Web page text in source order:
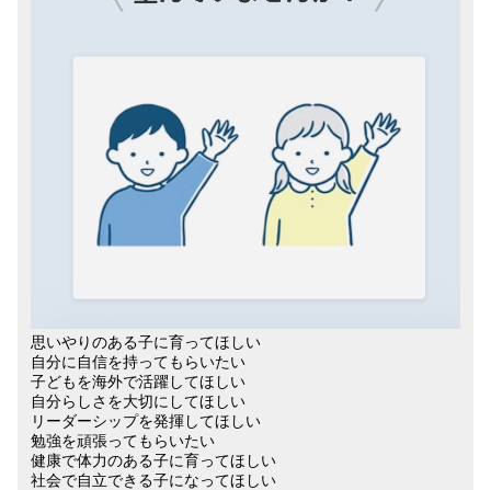
思いやりのある子に育ってほしい
自分に自信を持ってもらいたい
子どもを海外で活躍してほしい
自分らしさを大切にしてほしい
リーダーシップを発揮してほしい
勉強を頑張ってもらいたい
健康で体力のある子に育ってほしい
社会で自立できる子になってほしい